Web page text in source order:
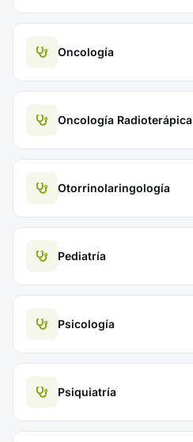
Oncología
Oncología Radioterápica
Otorrinolaringología
Pediatría
Psicología
Psiquiatría